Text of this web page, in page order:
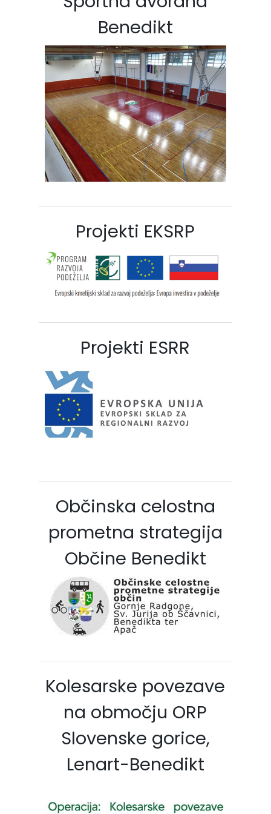
Benedikt
Projekti EKSRP
Projekti ESRR
Občinska celostna
prometna strategija
Občine Benedikt
Kolesarske povezave
na območju ORP
Slovenske gorice,
Lenart-Benedikt